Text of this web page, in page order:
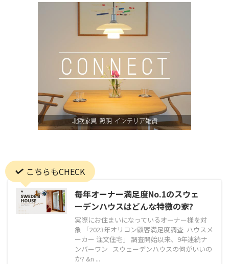
こちらもCHECK
毎年オーナー満足度No.1のスウェ
ーデンハウスはどんな特徴の家?
実際にお住まいになっているオーナー様を対
象 「2023年オリコン顧客満足度調査 ハウスメ
ーカー 注文住宅」 調査開始以来、9年連続ナ
ンバーワン スウェーデンハウスの何がいいの
か? &n ...